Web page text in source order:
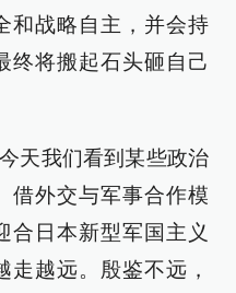
和战略自主，并会持
终将搬起石头砸自己
天我们看到某些政治
借外交与军事合作模
合日本新型军国主义
走越远。殷鉴不远，